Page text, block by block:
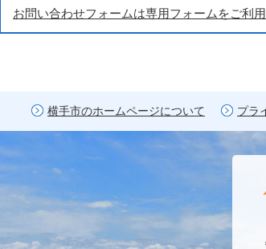
お問い合わせフォームは専用フォームをご利用
横手市のホームページについて プラ